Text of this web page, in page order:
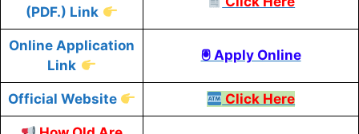
(PDF.) Link
Online Application
Link
🖲 Apply Online
Official Website Click Here